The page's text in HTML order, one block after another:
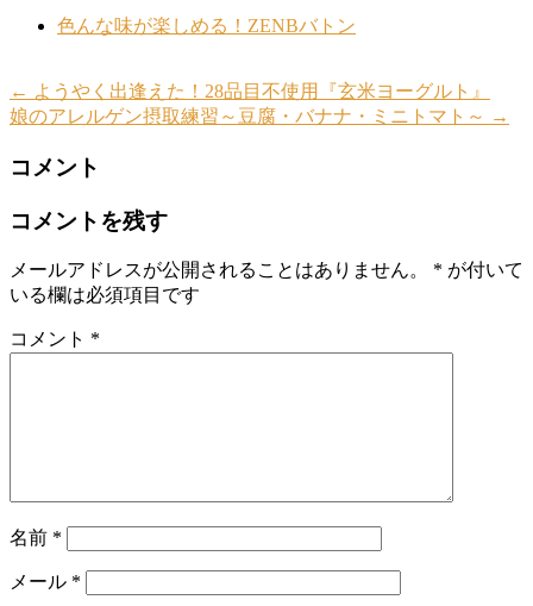
色んな味が楽しめる！ZENBバトン
← ようやく出逢えた！28品目不使用『玄米ヨーグルト』
娘のアレルゲン摂取練習～豆腐・バナナ・ミニトマト～ →
コメント
コメントを残す
メールアドレスが公開されることはありません。 * が付いて
いる欄は必須項目です
コメント *
名前 *
メール *